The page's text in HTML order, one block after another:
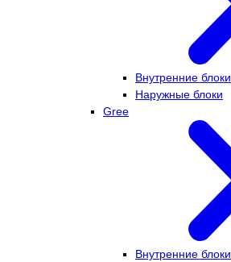
Внутренние блоки
Наружные блоки
Gree
Внутренние блоки